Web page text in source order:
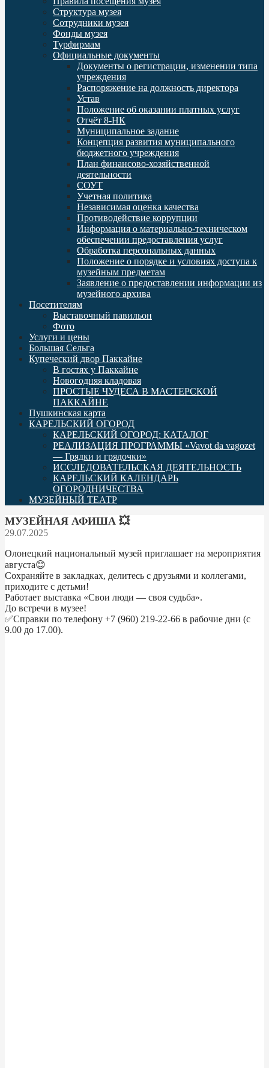
Структура музея
Сотрудники музея
Фонды музея
Турфирмам
Официальные документы
Документы о регистрации, изменении типа
учреждения
Распоряжение на должность директора
Устав
Положение об оказании платных услуг
Отчёт 8-НК
Муниципальное задание
Концепция развития муниципального
бюджетного учреждения
План финансово-хозяйственной
деятельности
СОУТ
Учетная политика
Независимая оценка качества
Противодействие коррупции
Информация о материально-техническом
обеспечении предоставления услуг
Обработка персональных данных
Положение о порядке и условиях доступа к
музейным предметам
Заявление о предоставлении информации из
музейного архива
Посетителям
Выставочный павильон
Фото
Услуги и цены
Большая Сельга
Купеческий двор Паккайне
В гостях у Паккайне
Новогодняя кладовая
ПРОСТЫЕ ЧУДЕСА В МАСТЕРСКОЙ
ПАККАЙНЕ
Пушкинская карта
КАРЕЛЬСКИЙ ОГОРОД
КАРЕЛЬСКИЙ ОГОРОД: КАТАЛОГ
РЕАЛИЗАЦИЯ ПРОГРАММЫ «Vavot da vagozet
— Грядки и грядочки»
ИССЛЕДОВАТЕЛЬСКАЯ ДЕЯТЕЛЬНОСТЬ
КАРЕЛЬСКИЙ КАЛЕНДАРЬ
ОГОРОДНИЧЕСТВА
МУЗЕЙНЫЙ ТЕАТР
МУЗЕЙНАЯ АФИША 💥
29.07.2025
Олонецкий национальный музей приглашает на мероприятия
августа😊
Сохраняйте в закладках, делитесь с друзьями и коллегами,
приходите с детьми!
Работает выставка «Свои люди — своя судьба».
До встречи в музее!
✅Справки по телефону +7 (960) 219-22-66 в рабочие дни (с
9.00 до 17.00).